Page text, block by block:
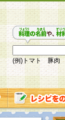
(例)トマト 豚肉